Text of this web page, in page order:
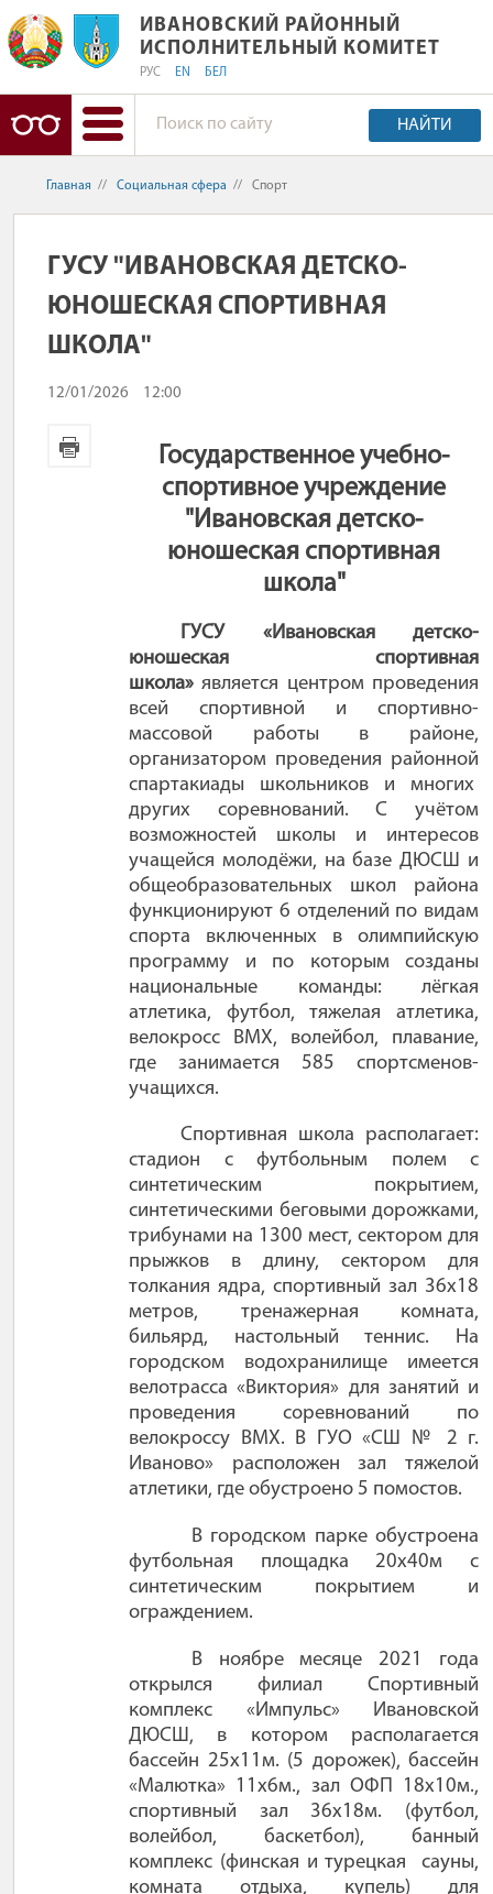
ИВАНОВСКИЙ РАЙОННЫЙ
ИВАНОВСКИЙ РАЙОННЫЙ
ИСПОЛНИТЕЛЬНЫЙ КОМИТЕТ
РУС EN БЕЛ
НАЙТИ
Главная // Социальная сфера // Спорт
ГУСУ "ИВАНОВСКАЯ ДЕТСКО-
ЮНОШЕСКАЯ СПОРТИВНАЯ
ШКОЛА"
12/01/2026 12:00
Государственное учебно-
спортивное учреждение
"Ивановская детско-
юношеская спортивная
школа"
ГУСУ «Ивановская детско-
юношеская спортивная
школа» является центром проведения
всей спортивной и спортивно-
массовой работы в районе,
организатором проведения районной
спартакиады школьников и многих
других соревнований. С учётом
возможностей школы и интересов
учащейся молодёжи, на базе ДЮСШ и
общеобразовательных школ района
функционируют 6 отделений по видам
спорта включенных в олимпийскую
программу и по которым созданы
национальные команды: лёгкая
атлетика, футбол, тяжелая атлетика,
велокросс ВМХ, волейбол, плавание,
где занимается 585 спортсменов-
учащихся.
Спортивная школа располагает:
стадион с футбольным полем с
синтетическим покрытием,
синтетическими беговыми дорожками,
трибунами на 1300 мест, сектором для
прыжков в длину, сектором для
толкания ядра, спортивный зал 36х18
метров, тренажерная комната,
бильярд, настольный теннис. На
городском водохранилище имеется
велотрасса «Виктория» для занятий и
проведения соревнований по
велокроссу ВМХ. В ГУО «СШ № 2 г.
Иваново» расположен зал тяжелой
атлетики, где обустроено 5 помостов.
В городском парке обустроена
футбольная площадка 20х40м с
синтетическим покрытием и
ограждением.
В ноябре месяце 2021 года
открылся филиал Спортивный
комплекс «Импульс» Ивановской
ДЮСШ, в котором располагается
бассейн 25х11м. (5 дорожек), бассейн
«Малютка» 11х6м., зал ОФП 18х10м.,
спортивный зал 36х18м. (футбол,
волейбол, баскетбол), банный
комплекс (финская и турецкая
сауны,
комната отдыха, купель) для